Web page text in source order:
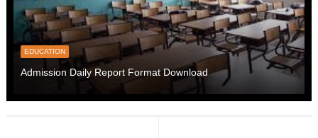
EDUCATION
Admission Daily Report Format Download